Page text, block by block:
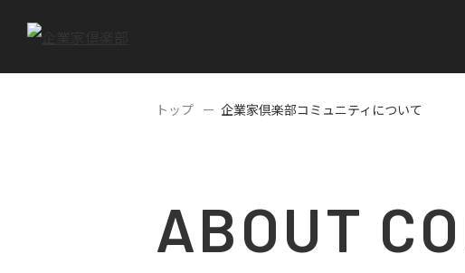
トップ 企業家倶楽部コミュニティについて
ABOUT